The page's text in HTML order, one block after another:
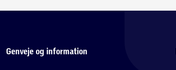
Genveje og information